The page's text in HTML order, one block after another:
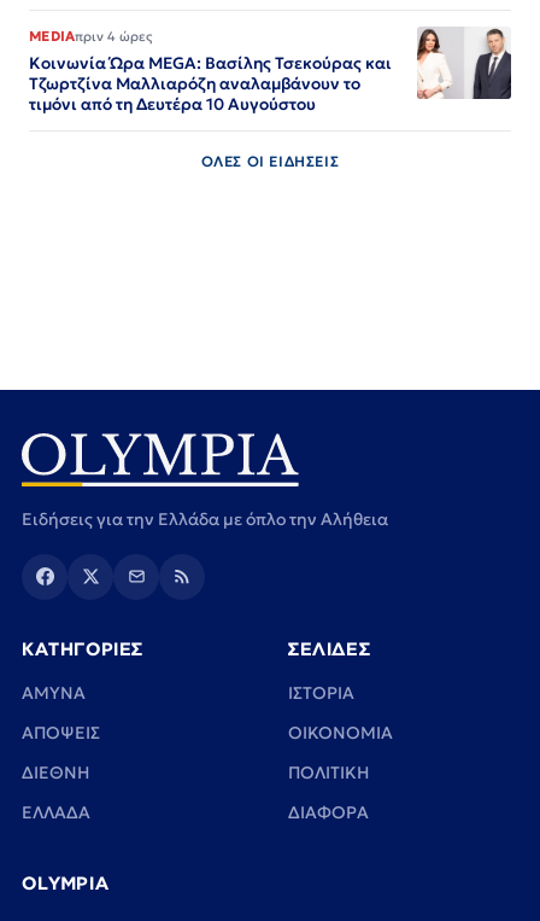
MEDIAπριν 4 ώρες
Κοινωνία Ώρα MEGA: Βασίλης Τσεκούρας και
Τζωρτζίνα Μαλλιαρόζη αναλαμβάνουν το
τιμόνι από τη Δευτέρα 10 Αυγούστου
ΟΛΕΣ ΟΙ ΕΙΔΗΣΕΙΣ
Ειδήσεις για την Ελλάδα με όπλο την Αλήθεια
ΚΑΤΗΓΟΡΙΕΣ
ΑΜΥΝΑ
ΑΠΟΨΕΙΣ
ΔΙΕΘΝΗ
ΕΛΛΑΔΑ
ΣΕΛΙΔΕΣ
ΙΣΤΟΡΙΑ
ΟΙΚΟΝΟΜΙΑ
ΠΟΛΙΤΙΚΗ
ΔΙΑΦΟΡΑ
OLYMPIA